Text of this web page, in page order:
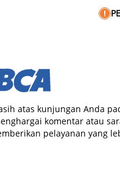
atas kunjungan Anda
komentar atau
pelayanan yang